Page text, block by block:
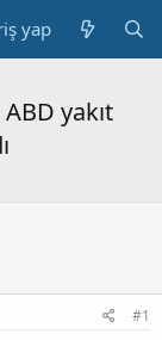
yap
yakıt
#1